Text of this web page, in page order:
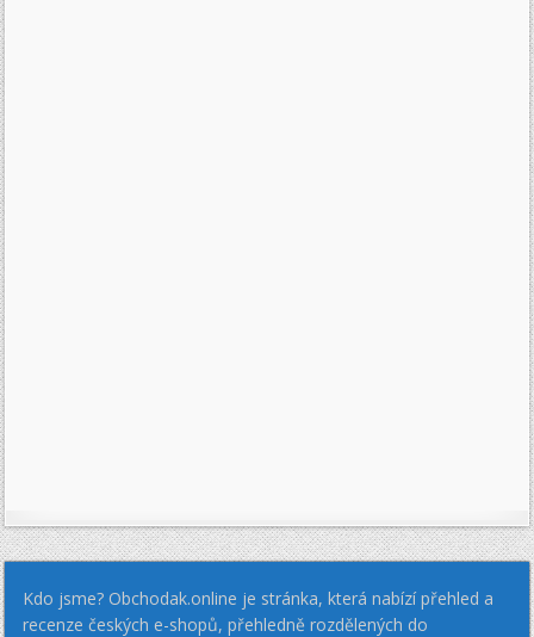
Kdo jsme? Obchodak.online je stránka, která nabízí přehled a
recenze českých e-shopů, přehledně rozdělených do